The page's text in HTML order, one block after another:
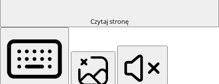
Czytaj stronę